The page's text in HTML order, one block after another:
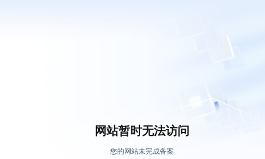
网站暂时无法访问
您的网站未完成备案